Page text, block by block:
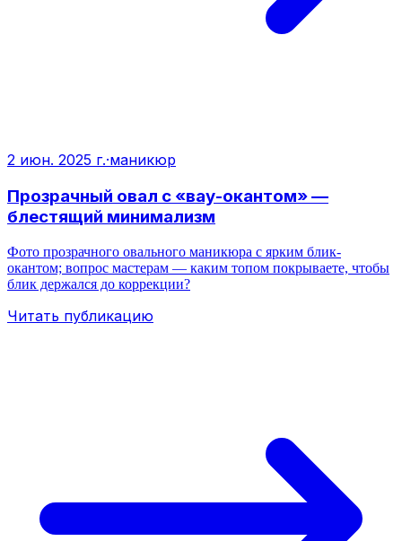
2 июн. 2025 г.·маникюр
Прозрачный овал с «вау-окантом» —
блестящий минимализм
Фото прозрачного овального маникюра с ярким блик-
окантом; вопрос мастерам — каким топом покрываете, чтобы
блик держался до коррекции?
Читать публикацию